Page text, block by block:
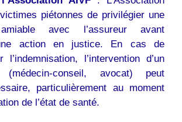
piétonnes de privilégier une
avec l’assureur avant
action en justice. En cas de
l’indemnisation, l’intervention d’un
(médecin-conseil, avocat) peut
particulièrement au moment
de l’état de santé.